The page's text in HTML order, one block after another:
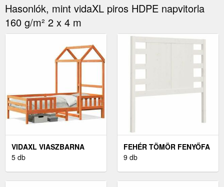
Hasonlók, mint vidaXL piros HDPE napvitorla
160 g/m² 2 x 4 m
VIDAXL VIASZBARNA
TÖMÖR FENYŐFA
5 db
FEHÉR TÖMÖR FENYŐFA
FEJTÁMLA 81 X 4 X 100
9 db